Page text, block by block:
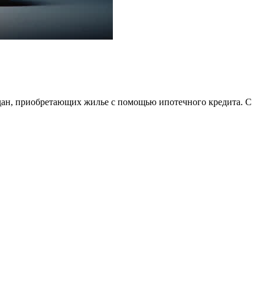
приобретающих жилье с помощью ипотечного кредита. С